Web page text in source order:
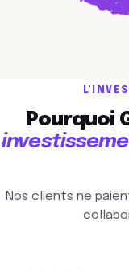
Pourquoi
Nos clients ne